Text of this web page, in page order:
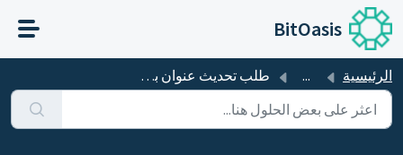
التخطّي إلى المحتوى الرئيسي
BitOasis
الرئيسية ... طلب تحديث عنوان بريدك الإلكتروني المسجّل